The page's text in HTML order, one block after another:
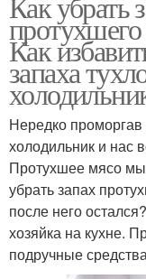
Как
запаха
Нередко
холодильник и нас
Протухшее мясо мы
убрать запах
после него
хозяйка на кухне.
подручные